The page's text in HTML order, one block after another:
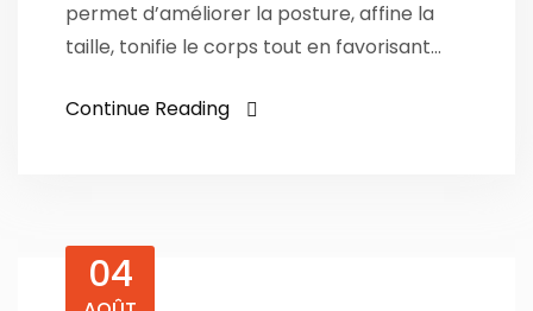
permet d’améliorer la posture, affine la
taille, tonifie le corps tout en favorisant…
Continue Reading
04